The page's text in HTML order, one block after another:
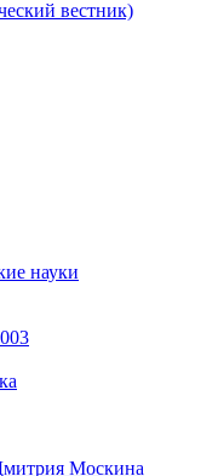
вестник)
науки
Москина